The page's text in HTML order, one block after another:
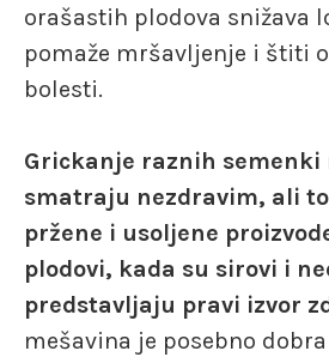
orašastih plodova snižava
pomaže mršavljenje i štiti
bolesti.
Grickanje raznih
smatraju nezdravim, ali to
pržene i usoljene
plodovi, kada su sirovi i
predstavljaju pravi izvor
mešavina je posebno dobra